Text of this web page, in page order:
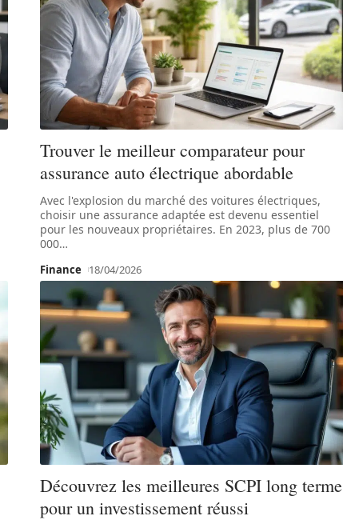
Trouver le meilleur comparateur pour
assurance auto électrique abordable
Avec l'explosion du marché des voitures électriques,
choisir une assurance adaptée est devenu essentiel
pour les nouveaux propriétaires. En 2023, plus de 700
000…
Finance 18/04/2026
Découvrez les meilleures SCPI long terme
pour un investissement réussi